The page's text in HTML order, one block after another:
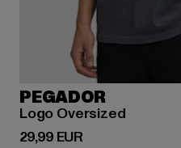
PEGADOR
Logo Oversized
29,99 EUR
Derzeitiger Preis: 29,99 EUR